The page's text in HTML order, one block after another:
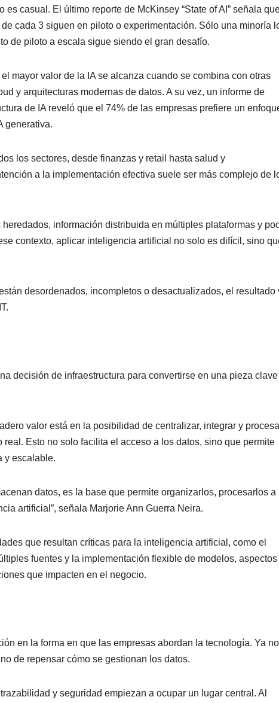
casual. El último reporte de McKinsey “State of AI” señala
cada 3 siguen en piloto o experimentación. ⁠Sólo una minoría
de piloto a escala sigue siendo el gran desafío.
mayor valor de la IA se alcanza cuando se combina con otras
y arquitecturas modernas de datos. A su vez, un informe de
de IA reveló que el 74% de las empresas prefiere un
generativa.
los sectores, desde finanzas y retail hasta salud y
a la implementación efectiva suele ser más complejo de
información distribuida en múltiples plataformas y
contexto, aplicar inteligencia artificial no solo es difícil, sino
desordenados, incompletos o desactualizados, el resultado
decisión de infraestructura para convertirse en una pieza
valor está en la posibilidad de centralizar, integrar y
Esto no solo facilita el acceso a los datos, sino que permite
y escalable.
datos, es la base que permite organizarlos, procesarlos a
artificial”, señala Marjorie Ann Guerra Neira.
que resultan críticas para la inteligencia artificial, como el
fuentes y la implementación flexible de modelos, aspectos
que impacten en el negocio.
en la forma en que las empresas abordan la tecnología. Ya
de repensar cómo se gestionan los datos.
y seguridad empiezan a ocupar un lugar central. Al